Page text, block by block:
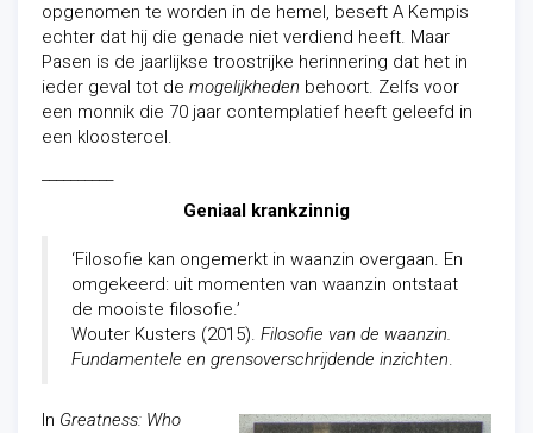
opgenomen te worden in de hemel, beseft A Kempis
echter dat hij die genade niet verdiend heeft. Maar
Pasen is de jaarlijkse troostrijke herinnering dat het in
ieder geval tot de mogelijkheden behoort. Zelfs voor
een monnik die 70 jaar contemplatief heeft geleefd in
een kloostercel.
Geniaal krankzinnig
‘Filosofie kan ongemerkt in waanzin overgaan. En
omgekeerd: uit momenten van waanzin ontstaat
de mooiste filosofie.’
Wouter Kusters (2015). Filosofie van de waanzin.
Fundamentele en grensoverschrijdende inzichten.
In Greatness: Who